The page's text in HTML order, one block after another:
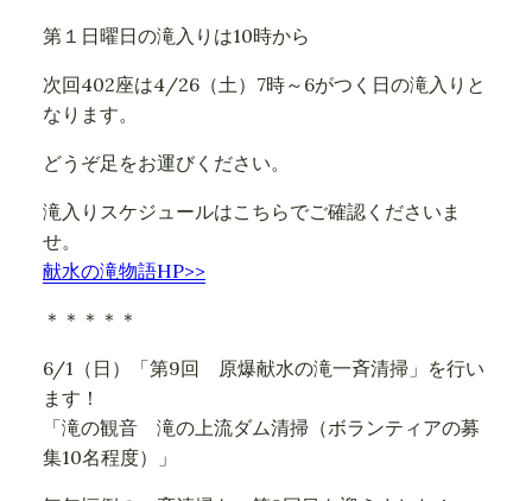
第１日曜日の滝入りは10時から
次回402座は4/26（土）7時～6がつく日の滝入りと
なります。
どうぞ足をお運びください。
滝入りスケジュールはこちらでご確認くださいま
せ。
献水の滝物語HP>>
＊＊＊＊＊
6/1（日）「第9回 原爆献水の滝一斉清掃」を行い
ます！
「滝の観音 滝の上流ダム清掃（ボランティアの募
集10名程度）」